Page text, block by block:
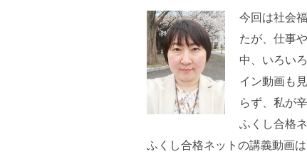
今回は社会
たが、仕事
中、いろい
イン動画も
らず、私が
ふくし合格
ふくし合格ネットの講義動画